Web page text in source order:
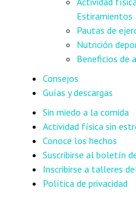
Estiramientos
Pautas de
Nutrición
Beneficios de
Consejos
Guías y descargas
Sin miedo a la comida
Actividad física sin
Conoce los hechos
Suscribirse al boletín
Inscribirse a talleres
Política de privacidad